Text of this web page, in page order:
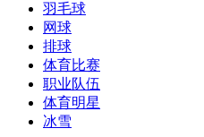
羽毛球
网球
排球
体育比赛
职业队伍
体育明星
冰雪